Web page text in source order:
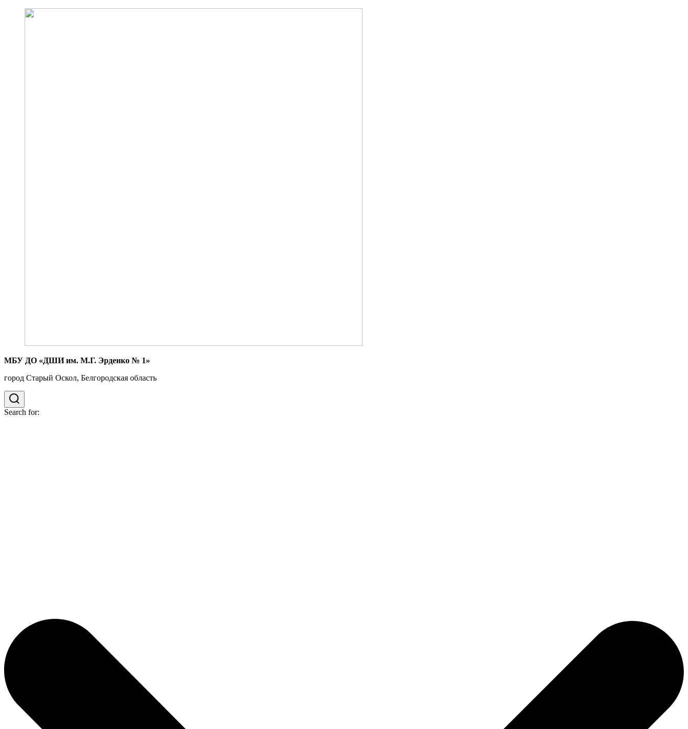
МБУ ДО «ДШИ им. М.Г. Эрденко № 1»
город Старый Оскол, Белгородская область
Search for: